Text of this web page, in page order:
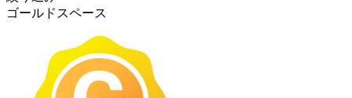
ゴールドスペース